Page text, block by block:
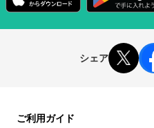
シェア
ご利用ガイド